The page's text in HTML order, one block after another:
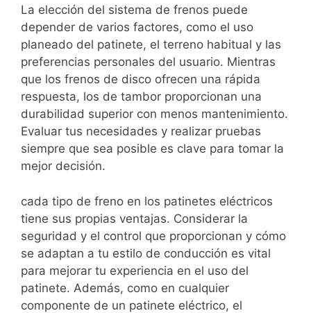
La elección del sistema de frenos puede
depender de varios factores, como el uso
planeado del patinete, el terreno habitual y las
preferencias personales del usuario. Mientras
que los frenos de disco ofrecen una rápida
respuesta, los de tambor proporcionan una
durabilidad superior con menos mantenimiento.
Evaluar tus necesidades y realizar pruebas
siempre que sea posible es clave para tomar la
mejor decisión.
cada tipo de freno en los patinetes eléctricos
tiene sus propias ventajas. Considerar la
seguridad y el control que proporcionan y cómo
se adaptan a tu estilo de conducción es vital
para mejorar tu experiencia en el uso del
patinete. Además, como en cualquier
componente de un patinete eléctrico, el